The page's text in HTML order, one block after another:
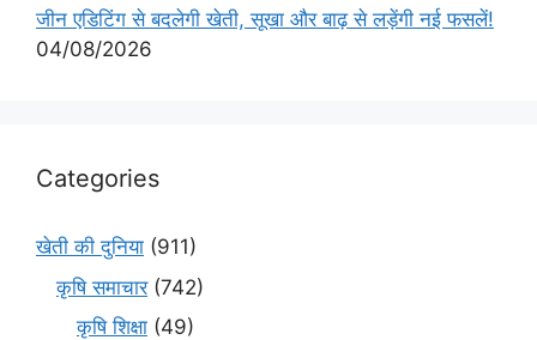
जीन एडिटिंग से बदलेगी खेती, सूखा और बाढ़ से लड़ेंगी नई फसलें!
04/08/2026
Categories
खेती की दुनिया (911)
कृषि समाचार(742)
कृषि शिक्षा (49)